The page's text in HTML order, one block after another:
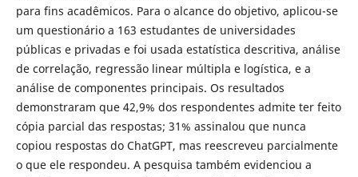
para fins acadêmicos. Para o alcance do objetivo, aplicou-se
um questionário a 163 estudantes de universidades
públicas e privadas e foi usada estatística descritiva, análise
de correlação, regressão linear múltipla e logística, e a
análise de componentes principais. Os resultados
demonstraram que 42,9% dos respondentes admite ter feito
cópia parcial das respostas; 31% assinalou que nunca
copiou respostas do ChatGPT, mas reescreveu parcialmente
o que ele respondeu. A pesquisa também evidenciou a